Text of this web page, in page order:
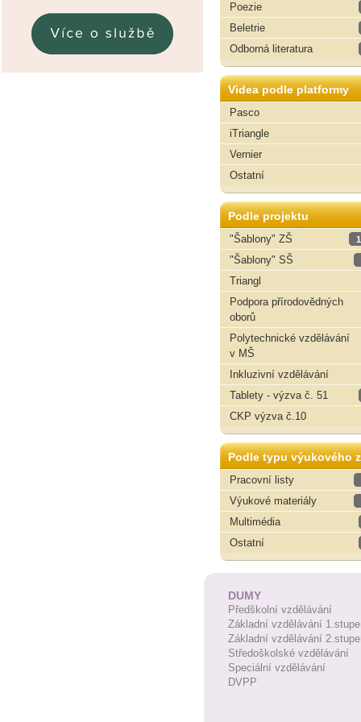
Poezie
Beletrie
Odborná literatura
Videa podle platformy
Pasco
iTriangle
Vernier
Ostatní
Podle projektu
"Šablony" ZŠ
"Šablony" SŠ
Triangl
Podpora přírodovědných
oborů
Polytechnické vzdělávání
v MŠ
Inkluzivní vzdělávání
Tablety - výzva č. 51
CKP výzva č.10
Podle typu výukového
Pracovní listy
Výukové materiály
Multimédia
Ostatní
DUMY
Předškolní vzdělávání
Základní vzdělávání
Základní vzdělávání
Středoškolské vzdělávání
Speciální vzdělávání
DVPP